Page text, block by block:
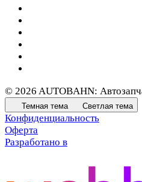
© 2026 AUTOBAHN:
Темная тема Светлая тема
Конфиденциальность
Оферта
Разработано в